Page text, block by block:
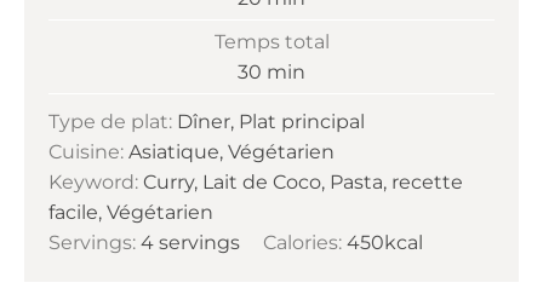
Temps total
30 minutes
min
Type de plat: Dîner, Plat principal
Cuisine: Asiatique, Végétarien
Keyword: Curry, Lait de Coco, Pasta, recette
facile, Végétarien
Servings: 4 servings Calories:450kcal